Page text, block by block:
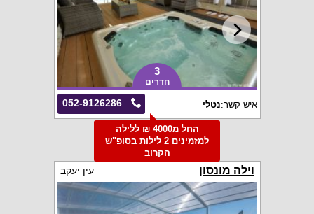
3
חדרים
052-9126286 איש קשר:נטלי
החל מ4000 ₪ ללילה
למזמינים 2 לילות בסופ"ש
הקרוב
וילה מונסון עין יעקב